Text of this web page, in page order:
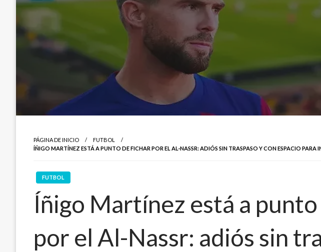
PÁGINA DE INICIO
FUTBOL
ÍÑIGO MARTÍNEZ ESTÁ A PUNTO DE FICHAR POR EL AL-NASSR: ADIÓS SIN TRASPASO Y CON ESPACIO PARA
FUTBOL
Íñigo Martínez está a
por el Al-Nassr: adiós sin